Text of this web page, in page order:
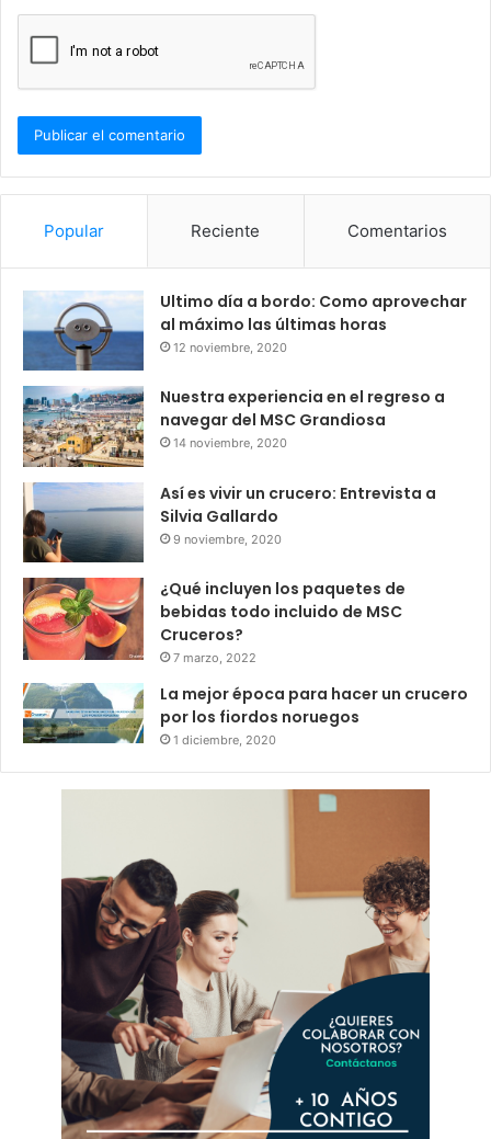
Popular Reciente Comentarios
Ultimo día a bordo: Como aprovechar
al máximo las últimas horas
12 noviembre, 2020
Nuestra experiencia en el regreso a
navegar del MSC Grandiosa
14 noviembre, 2020
Así es vivir un crucero: Entrevista a
Silvia Gallardo
9 noviembre, 2020
¿Qué incluyen los paquetes de
bebidas todo incluido de MSC
Cruceros?
7 marzo, 2022
La mejor época para hacer un crucero
por los fiordos noruegos
1 diciembre, 2020